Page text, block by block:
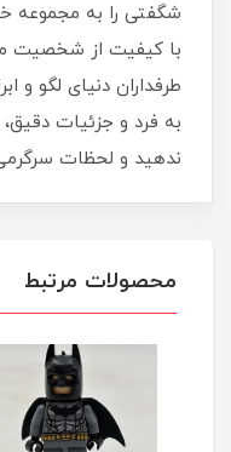
شگفتی را به مجموعه
با کیفیت از شخصیت
طرفداران دنیای لگو و
به فرد و جزئیات
ندهید و لحظات
محصولات مرتبط